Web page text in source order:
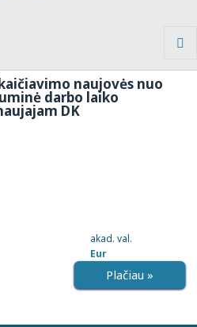
naujovės nuo
darbo laiko
DK
akad. val.
Eur
Plačiau »